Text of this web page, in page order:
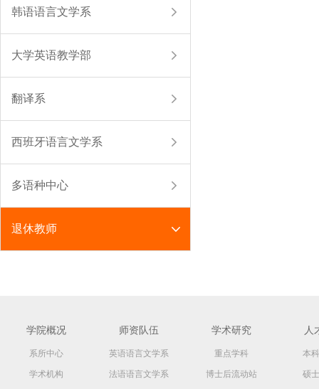
韩语语言文学系
大学英语教学部
翻译系
西班牙语言文学系
多语种中心
退休教师
学院概况
系所中心
学术机构
师资队伍
英语语言文学系
法语语言文学系
学术研究
重点学科
博士后流动站
人
本
硕